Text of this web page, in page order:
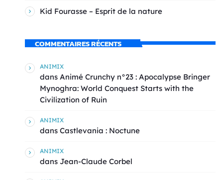
Kid Fourasse – Esprit de la nature
COMMENTAIRES RÉCENTS
ANIMIX
dans Animé Crunchy n°23 : Apocalypse Bringer
Mynoghra: World Conquest Starts with the
Civilization of Ruin
ANIMIX
dans Castlevania : Noctune
ANIMIX
dans Jean-Claude Corbel